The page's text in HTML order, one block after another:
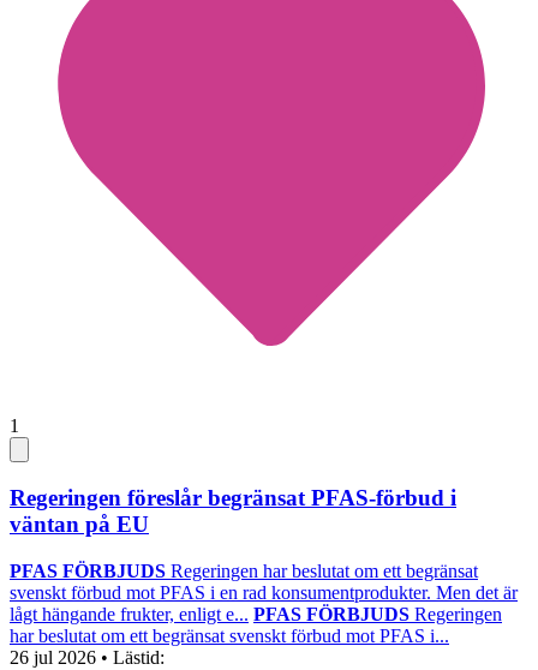
1
Regeringen föreslår begränsat PFAS-förbud i
väntan på EU
PFAS FÖRBJUDS Regeringen har beslutat om ett begränsat
svenskt förbud mot PFAS i en rad konsumentprodukter. Men det är
lågt hängande frukter, enligt e... PFAS FÖRBJUDS Regeringen
har beslutat om ett begränsat svenskt förbud mot PFAS i...
26 jul 2026 • Lästid: